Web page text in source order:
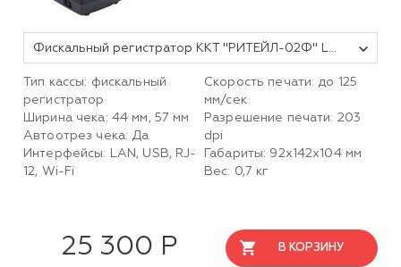
Фискальный регистратор ККТ "РИТЕЙЛ-02Ф" LAN/USB с раз. ДЯ c Wi-Fi (черный) без ФН ФФД 1.2
Тип кассы: фискальный
регистратор
Ширина чека: 44 мм, 57 мм
Автоотрез чека: Да
Интерфейсы: LAN, USB, RJ-
12, Wi-Fi
Скорость печати: до 125
мм/сек
Разрешение печати: 203
dpi
Габариты: 92х142х104мм
Вес: 0,7 кг
25 300 Р В КОРЗИНУ